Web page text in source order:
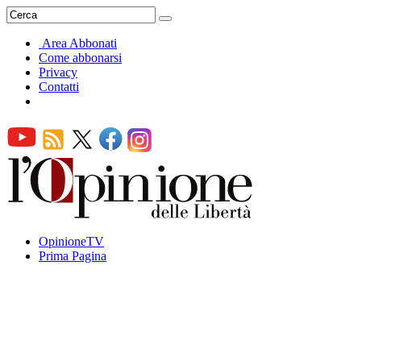
Area Abbonati
Come abbonarsi
Privacy
Contatti
OpinioneTV
Prima Pagina